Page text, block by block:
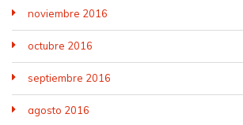
noviembre 2016
octubre 2016
septiembre 2016
agosto 2016